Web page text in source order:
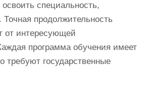
освоить специальность,
Точная продолжительность
от интересующей
программа обучения имеет
требуют государственные